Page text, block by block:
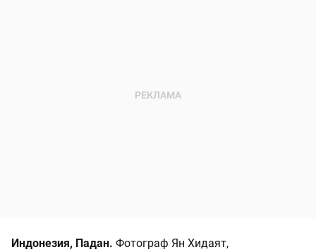
Индонезия, Падан. Фотограф Ян Хидаят,